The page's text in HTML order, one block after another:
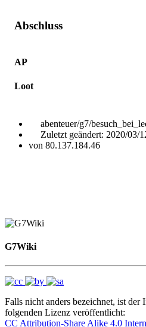
Abschluss
AP
Loot
abenteuer/g7/
Zuletzt geändert: 2020/03/
von 80.137.184.46
G7Wiki
Falls nicht anders bezeichnet, ist der
folgenden Lizenz veröffentlicht:
CC Attribution-Share Alike 4.0